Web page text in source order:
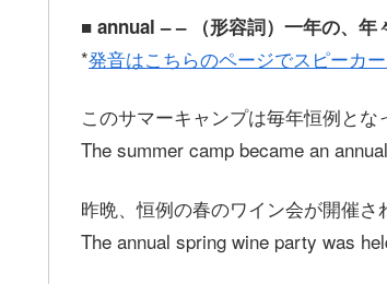
■ annual – – （形容詞）一年の、年
*発音はこちらのページでスピーカ
このサマーキャンプは毎年恒例とな
The summer camp became an
昨晩、恒例の春のワイン会が開催さ
The annual spring wine party was